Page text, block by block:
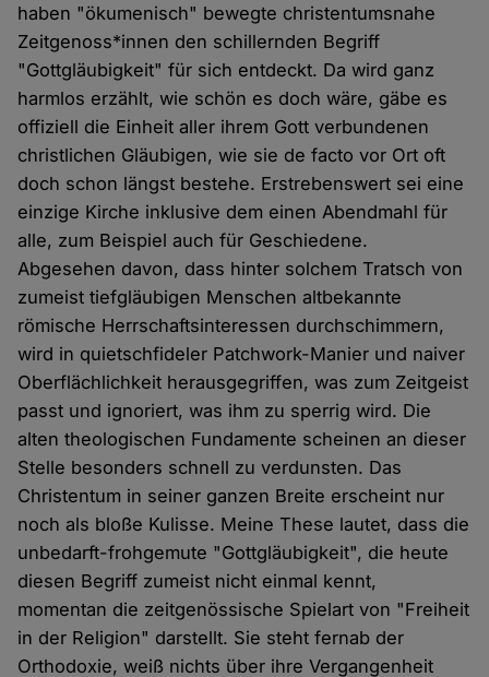
haben "ökumenisch" bewegte christentumsnahe
Zeitgenoss*innen den schillernden Begriff
"Gottgläubigkeit" für sich entdeckt. Da wird ganz
harmlos erzählt, wie schön es doch wäre, gäbe es
offiziell die Einheit aller ihrem Gott verbundenen
christlichen Gläubigen, wie sie de facto vor Ort oft
doch schon längst bestehe. Erstrebenswert sei eine
einzige Kirche inklusive dem einen Abendmahl für
alle, zum Beispiel auch für Geschiedene.
Abgesehen davon, dass hinter solchem Tratsch von
zumeist tiefgläubigen Menschen altbekannte
römische Herrschaftsinteressen durchschimmern,
wird in quietschfideler Patchwork-Manier und naiver
Oberflächlichkeit herausgegriffen, was zum Zeitgeist
passt und ignoriert, was ihm zu sperrig wird. Die
alten theologischen Fundamente scheinen an dieser
Stelle besonders schnell zu verdunsten. Das
Christentum in seiner ganzen Breite erscheint nur
noch als bloße Kulisse. Meine These lautet, dass die
unbedarft-frohgemute "Gottgläubigkeit", die heute
diesen Begriff zumeist nicht einmal kennt,
momentan die zeitgenössische Spielart von "Freiheit
in der Religion" darstellt. Sie steht fernab der
Orthodoxie, weiß nichts über ihre Vergangenheit